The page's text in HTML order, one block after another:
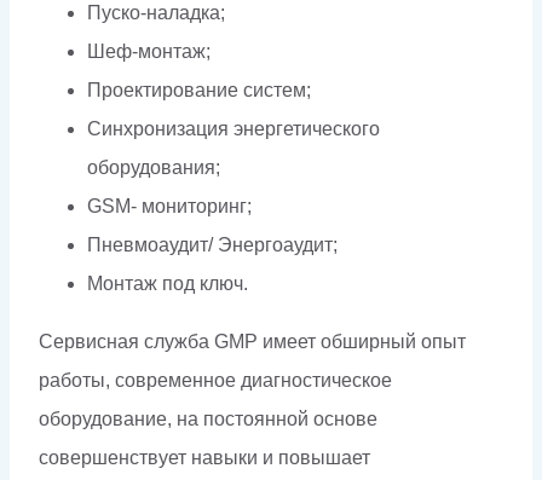
Пуско-наладка;
Шеф-монтаж;
Проектирование систем;
Синхронизация энергетического
оборудования;
GSM- мониторинг;
Пневмоаудит/ Энергоаудит;
Монтаж под ключ.
Сервисная служба GMP имеет обширный опыт
работы, современное диагностическое
оборудование, на постоянной основе
совершенствует навыки и повышает